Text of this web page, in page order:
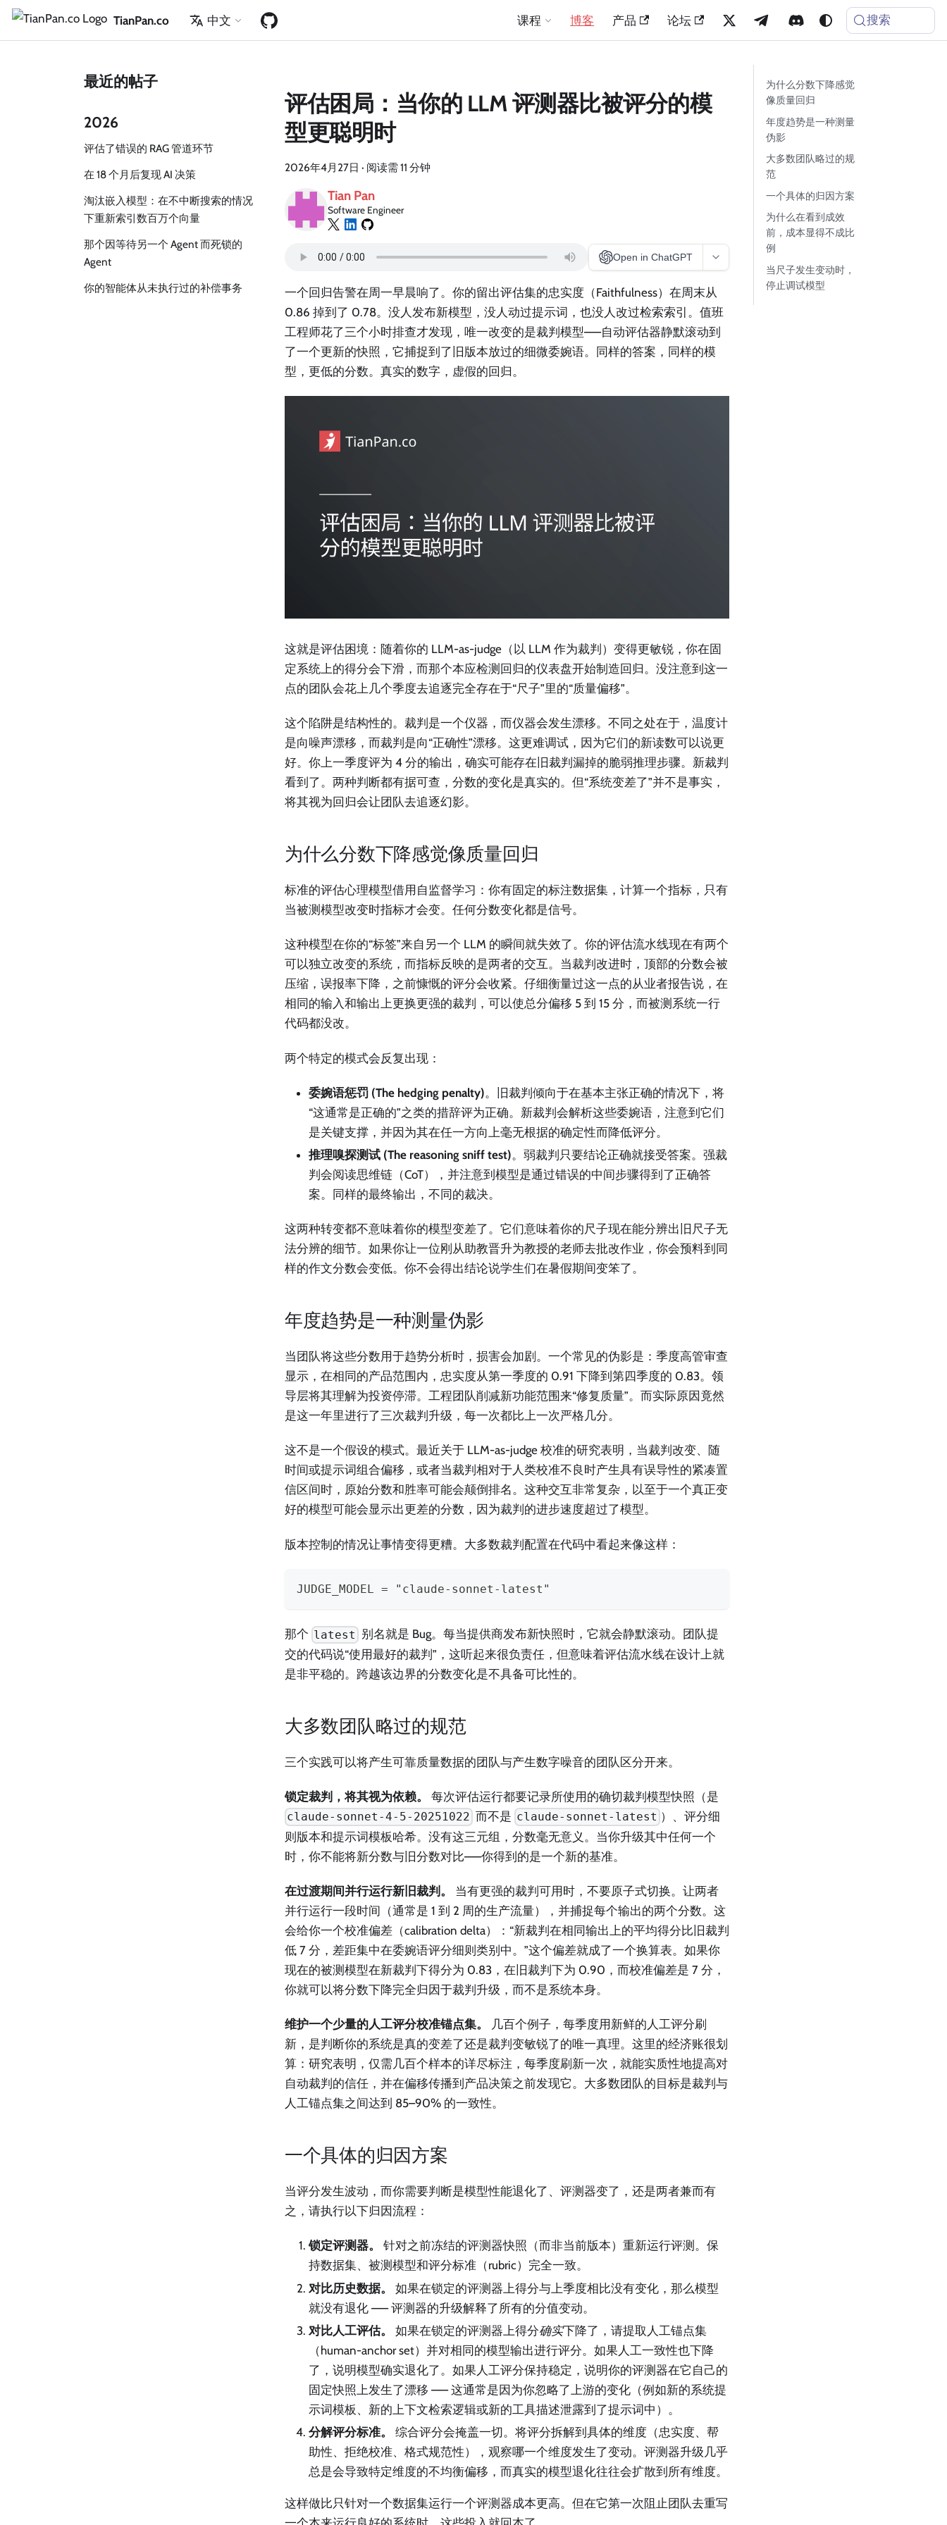
TianPan.co 中文 课程 博客 产品 论坛 搜索
最近的帖子
2026
评估了错误的 RAG 管道环节
在 18 个月后复现 AI 决策
淘汰嵌入模型：在不中断搜索的情况
下重新索引数百万个向量
那个因等待另一个 Agent 而死锁的
Agent
你的智能体从未执行过的补偿事务
评估困局：当你的 LLM 评测器比被评分的模
型更聪明时
2026年4月27日 · 阅读需 11 分钟
Tian Pan
Software Engineer
Open in ChatGPT
一个回归告警在周一早晨响了。你的留出评估集的忠实度（Faithfulness）在周末从
0.86 掉到了 0.78。没人发布新模型，没人动过提示词，也没人改过检索索引。值班
工程师花了三个小时排查才发现，唯一改变的是裁判模型——自动评估器静默滚动到
了一个更新的快照，它捕捉到了旧版本放过的细微委婉语。同样的答案，同样的模
型，更低的分数。真实的数字，虚假的回归。
这就是评估困境：随着你的 LLM-as-judge（以 LLM 作为裁判）变得更敏锐，你在固
定系统上的得分会下滑，而那个本应检测回归的仪表盘开始制造回归。没注意到这一
点的团队会花上几个季度去追逐完全存在于“尺子”里的“质量偏移”。
这个陷阱是结构性的。裁判是一个仪器，而仪器会发生漂移。不同之处在于，温度计
是向噪声漂移，而裁判是向“正确性”漂移。这更难调试，因为它们的新读数可以说更
好。你上一季度评为 4 分的输出，确实可能存在旧裁判漏掉的脆弱推理步骤。新裁判
看到了。两种判断都有据可查，分数的变化是真实的。但“系统变差了”并不是事实，
将其视为回归会让团队去追逐幻影。
为什么分数下降感觉像质量回归
标准的评估心理模型借用自监督学习：你有固定的标注数据集，计算一个指标，只有
当被测模型改变时指标才会变。任何分数变化都是信号。
这种模型在你的“标签”来自另一个 LLM 的瞬间就失效了。你的评估流水线现在有两个
可以独立改变的系统，而指标反映的是两者的交互。当裁判改进时，顶部的分数会被
压缩，误报率下降，之前慷慨的评分会收紧。仔细衡量过这一点的从业者报告说，在
相同的输入和输出上更换更强的裁判，可以使总分偏移 5 到 15 分，而被测系统一行
代码都没改。
两个特定的模式会反复出现：
委婉语惩罚 (The hedging penalty)。旧裁判倾向于在基本主张正确的情况下，将
“这通常是正确的”之类的措辞评为正确。新裁判会解析这些委婉语，注意到它们
是关键支撑，并因为其在任一方向上毫无根据的确定性而降低评分。
推理嗅探测试 (The reasoning sniff test)。弱裁判只要结论正确就接受答案。强裁
判会阅读思维链（CoT），并注意到模型是通过错误的中间步骤得到了正确答
案。同样的最终输出，不同的裁决。
这两种转变都不意味着你的模型变差了。它们意味着你的尺子现在能分辨出旧尺子无
法分辨的细节。如果你让一位刚从助教晋升为教授的老师去批改作业，你会预料到同
样的作文分数会变低。你不会得出结论说学生们在暑假期间变笨了。
年度趋势是一种测量伪影
当团队将这些分数用于趋势分析时，损害会加剧。一个常见的伪影是：季度高管审查
显示，在相同的产品范围内，忠实度从第一季度的 0.91 下降到第四季度的 0.83。领
导层将其理解为投资停滞。工程团队削减新功能范围来“修复质量”。而实际原因竟然
是这一年里进行了三次裁判升级，每一次都比上一次严格几分。
这不是一个假设的模式。最近关于 LLM-as-judge 校准的研究表明，当裁判改变、随
时间或提示词组合偏移，或者当裁判相对于人类校准不良时产生具有误导性的紧凑置
信区间时，原始分数和胜率可能会颠倒排名。这种交互非常复杂，以至于一个真正变
好的模型可能会显示出更差的分数，因为裁判的进步速度超过了模型。
版本控制的情况让事情变得更糟。大多数裁判配置在代码中看起来像这样：
JUDGE_MODEL = "claude-sonnet-latest"
那个 latest 别名就是 Bug。每当提供商发布新快照时，它就会静默滚动。团队提
交的代码说“使用最好的裁判”，这听起来很负责任，但意味着评估流水线在设计上就
是非平稳的。跨越该边界的分数变化是不具备可比性的。
大多数团队略过的规范
三个实践可以将产生可靠质量数据的团队与产生数字噪音的团队区分开来。
锁定裁判，将其视为依赖。 每次评估运行都要记录所使用的确切裁判模型快照（是
claude-sonnet-4-5-20251022 而不是 claude-sonnet-latest ）、评分细
则版本和提示词模板哈希。没有这三元组，分数毫无意义。当你升级其中任何一个
时，你不能将新分数与旧分数对比——你得到的是一个新的基准。
在过渡期间并行运行新旧裁判。
当有更强的裁判可用时，不要原子式切换。让两者
并行运行一段时间（通常是 1 到 2 周的生产流量），并捕捉每个输出的两个分数。这
会给你一个校准偏差（calibration delta）：“新裁判在相同输出上的平均得分比旧裁判
低 7 分，差距集中在委婉语评分细则类别中。”这个偏差就成了一个换算表。如果你
现在的被测模型在新裁判下得分为 0.83，在旧裁判下为 0.90，而校准偏差是 7 分，
你就可以将分数下降完全归因于裁判升级，而不是系统本身。
维护一个少量的人工评分校准锚点集。
几百个例子，每季度用新鲜的人工评分刷
新，是判断你的系统是真的变差了还是裁判变敏锐了的唯一真理。这里的经济账很划
算：研究表明，仅需几百个样本的详尽标注，每季度刷新一次，就能实质性地提高对
自动裁判的信任，并在偏移传播到产品决策之前发现它。大多数团队的目标是裁判与
人工锚点集之间达到 85–90% 的一致性。
一个具体的归因方案
当评分发生波动，而你需要判断是模型性能退化了、评测器变了，还是两者兼而有
之，请执行以下归因流程：
锁定评测器。
针对之前冻结的评测器快照（而非当前版本）重新运行评测。保
持数据集、被测模型和评分标准（rubric）完全一致。
对比历史数据。
如果在锁定的评测器上得分与上季度相比没有变化，那么模型
就没有退化 —— 评测器的升级解释了所有的分值变动。
对比人工评估。
如果在锁定的评测器上得分确实下降了，请提取人工锚点集
（human-anchor set）并对相同的模型输出进行评分。如果人工一致性也下降
了，说明模型确实退化了。如果人工评分保持稳定，说明你的评测器在它自己的
固定快照上发生了漂移 —— 这通常是因为你忽略了上游的变化（例如新的系统提
示词模板、新的上下文检索逻辑或新的工具描述泄露到了提示词中）。
分解评分标准。
综合评分会掩盖一切。将评分拆解到具体的维度（忠实度、帮
助性、拒绝校准、格式规范性），观察哪一个维度发生了变动。评测器升级几乎
总是会导致特定维度的不均衡偏移，而真实的模型退化往往会扩散到所有维度。
这样做比只针对一个数据集运行一个评测器成本更高。但在它第一次阻止团队去重写
为什么分数下降感觉
像质量回归
年度趋势是一种测量
伪影
大多数团队略过的规
范
一个具体的归因方案
为什么在看到成效
前，成本显得不成比
例
当尺子发生变动时，
停止调试模型